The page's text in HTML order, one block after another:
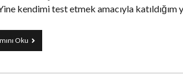
kendimi test etmek amacıyla
Oku Siber
Yıldız
2020)